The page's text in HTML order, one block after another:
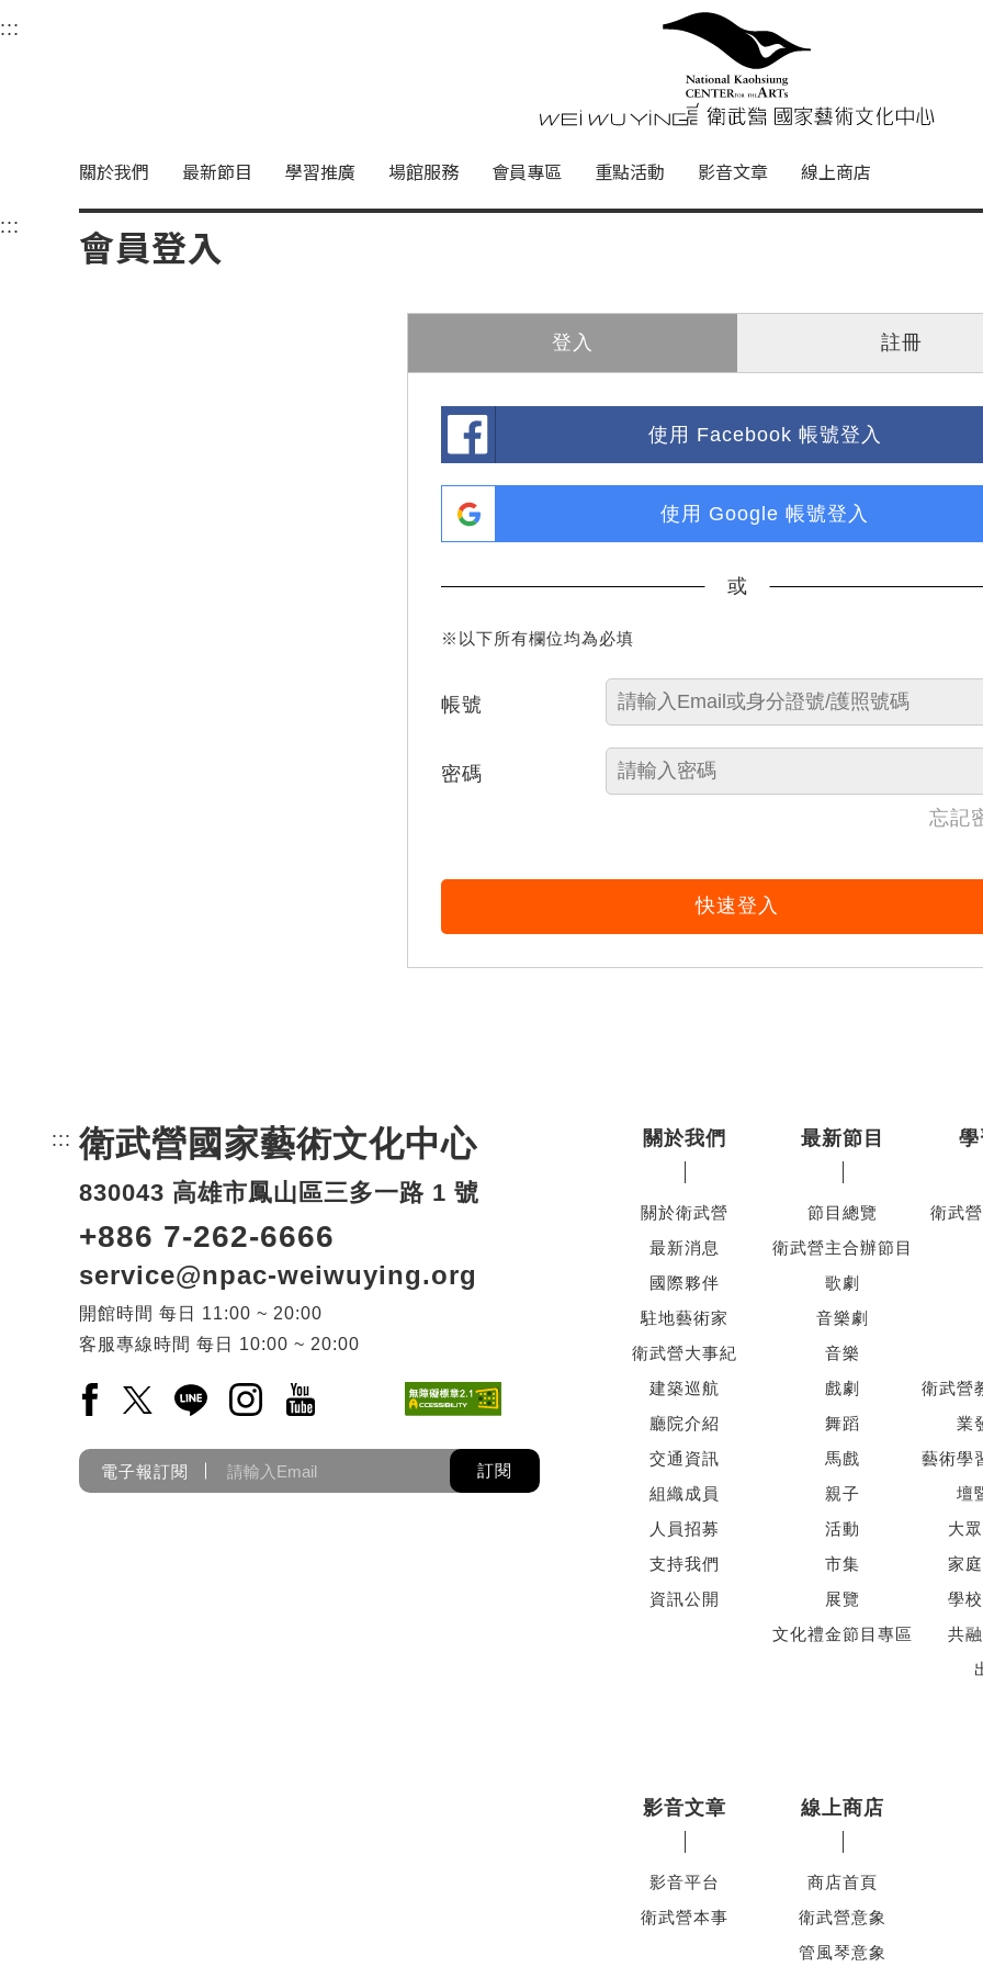
衛武營國家藝術文化中心
中央內容區塊，為本頁主要內容區。
::: 衛武營國家藝術文
關於我們 最新節目 學習推廣 場館服務 會員專區 重點活動 影音文章 線上商店
::: 中央內容區塊，為本頁主要內容區。
會員登入
登入 註冊
使用 Facebook 帳號登入
使用 Google 帳號登入
或
※以下所有欄位均為必填
帳號
密碼
忘記
快速登入
::: 頁尾網站資訊。
衛武營國家藝術文化中心
830043 高雄市鳳山區三多一路 1 號
+886 7-262-6666
service@npac-weiwuying.org
開館時間 每日
11:00 ~ 20:00
客服專線時間 每日 10:00 ~ 20:00
Facebook(另開新視窗)
X(另開新視窗)
LINE(另開新視窗)
Instagram(另開新視窗)
YouTube(另開新視窗)
電子報訂閱 訂閱
關於我們
關於衛武營
最新消息
國際夥伴
駐地藝術家
衛武營大事紀
建築巡航
廳院介紹
交通資訊
組織成員
人員招募
支持我們
資訊公開
最新節目
節目總覽
衛武營主合辦節目
歌劇
音樂劇
音樂
戲劇
舞蹈
馬戲
親子
活動
市集
展覽
文化禮金節目專區
衛武
衛武營
業
藝術學
壇
大
家
學
共
影音文章
影音平台
衛武營本事
線上商店
商店首頁
衛武營意象
管風琴意象